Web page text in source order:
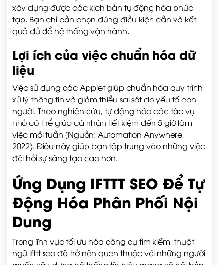
xây dựng được các kịch bản tự động hóa phức
tạp. Bạn chỉ cần chọn đúng điều kiện cần và kết
quả đủ để hệ thống vận hành.
Lợi ích của việc chuẩn hóa dữ
liệu
Việc sử dụng các Applet giúp chuẩn hóa quy trình
xử lý thông tin và giảm thiểu sai sót do yếu tố con
người. Theo nghiên cứu, tự động hóa các tác vụ
nhỏ có thể giúp cá nhân tiết kiệm đến 5 giờ làm
việc mỗi tuần (Nguồn: Automation Anywhere,
2022). Điều này giúp bạn tập trung vào những việc
đòi hỏi sự sáng tạo cao hơn.
Ứng Dụng IFTTT SEO Để Tự
Động Hóa Phân Phối Nội
Dung
Trong lĩnh vực tối ưu hóa công cụ tìm kiếm, thuật
ngữ ifttt seo đã trở nên quen thuộc với những người